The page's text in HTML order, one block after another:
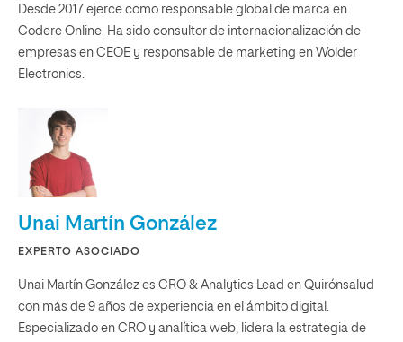
Desde 2017 ejerce como responsable global de marca en
Codere Online. Ha sido consultor de internacionalización de
empresas en CEOE y responsable de marketing en Wolder
Electronics.
Unai Martín González
EXPERTO ASOCIADO
Unai Martín González es CRO & Analytics Lead en Quirónsalud
con más de 9 años de experiencia en el ámbito digital.
Especializado en CRO y analítica web, lidera la estrategia de